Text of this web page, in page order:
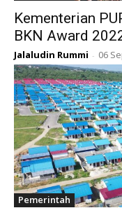
Kementerian
BKN Award
Jalaludin Rummi - 06
Pemerintah